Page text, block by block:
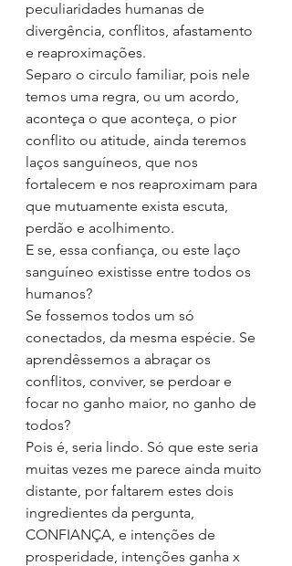
peculiaridades humanas de
divergência, conflitos, afastamento
e reaproximações.
Separo o circulo familiar, pois nele
temos uma regra, ou um acordo,
aconteça o que aconteça, o pior
conflito ou atitude, ainda teremos
laços sanguíneos, que nos
fortalecem e nos reaproximam para
que mutuamente exista escuta,
perdão e acolhimento.
E se, essa confiança, ou este laço
sanguíneo existisse entre todos os
humanos?
Se fossemos todos um só
conectados, da mesma espécie. Se
aprendêssemos a abraçar os
conflitos, conviver, se perdoar e
focar no ganho maior, no ganho de
todos?
Pois é, seria lindo. Só que este seria
muitas vezes me parece ainda muito
distante, por faltarem estes dois
ingredientes da pergunta,
CONFIANÇA, e intenções de
prosperidade, intenções ganha x